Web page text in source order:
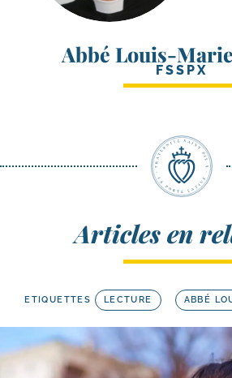
Abbé Louis-
FSSPX
Articles en
ETIQUETTES LECTURE ABBÉ